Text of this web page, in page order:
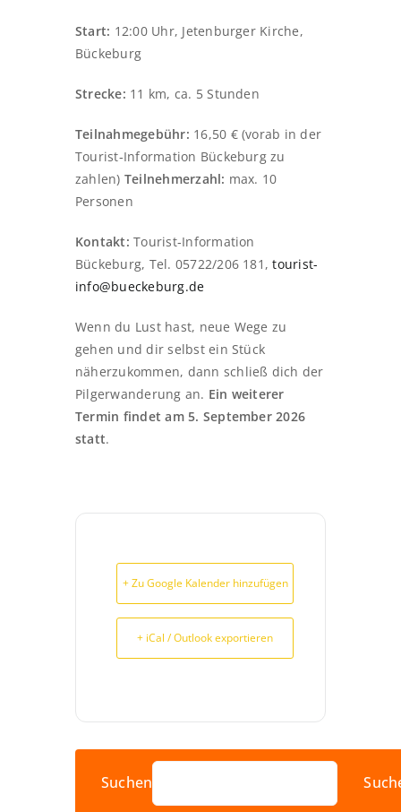
Start: 12:00 Uhr, Jetenburger Kirche,
Bückeburg
Strecke: 11 km, ca. 5 Stunden
Teilnahmegebühr: 16,50 € (vorab in der
Tourist‑Information Bückeburg zu
zahlen) Teilnehmerzahl: max. 10
Personen
Kontakt: Tourist‑Information
Bückeburg, Tel. 05722/206 181,tourist-
info@bueckeburg.de
Wenn du Lust hast, neue Wege zu
gehen und dir selbst ein Stück
näherzukommen, dann schließ dich der
Pilgerwanderung an. Ein weiterer
Termin findet am 5. September 2026
statt.
+ Zu Google Kalender hinzufügen
+ iCal / Outlook exportieren
Suchen